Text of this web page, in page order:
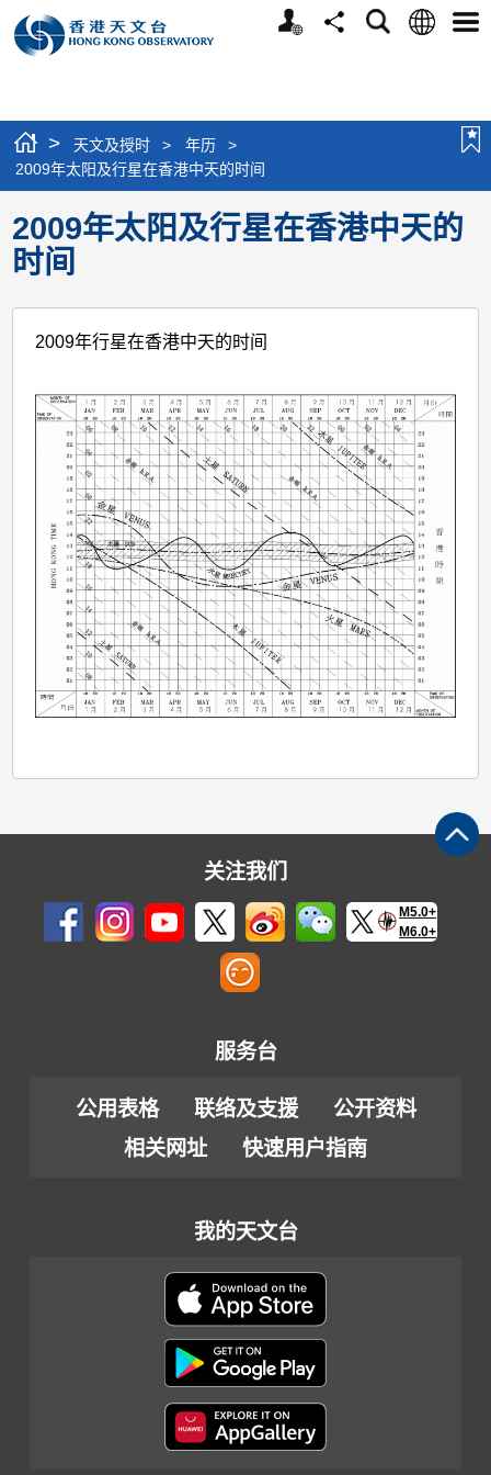
个
分
搜
语
选
> 天文及授时 > 年历
>
2009年太阳及行星在香港中天的时间
2009年太阳及行星在香港中天的
时间
2009年行星在香港中天的时间
关注我们
M5.0+
M6.0+
服务台
公用表格 联络及支援
公开资料
相关网址
快速用户指南
我的天文台